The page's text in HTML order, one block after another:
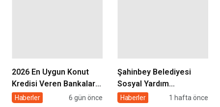
2026 En Uygun Konut
Kredisi Veren Bankalar
ve Faiz Oranları
Haberler 6 gün önce
Şahinbey Belediyesi
Sosyal Yardım
Başvurusu 2026: Kimler
Haberler 1 hafta önce